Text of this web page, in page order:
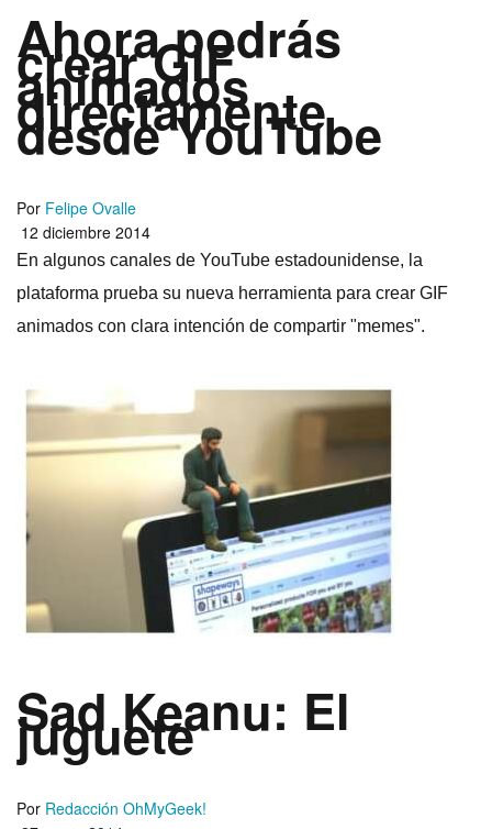
Ahora podrás
crear GIF
animados
directamente
desde YouTube
Por Felipe Ovalle
12 diciembre 2014
En algunos canales de YouTube estadounidense, la
plataforma prueba su nueva herramienta para crear GIF
animados con clara intención de compartir "memes".
Sad Keanu: El
juguete
Por Redacción OhMyGeek!